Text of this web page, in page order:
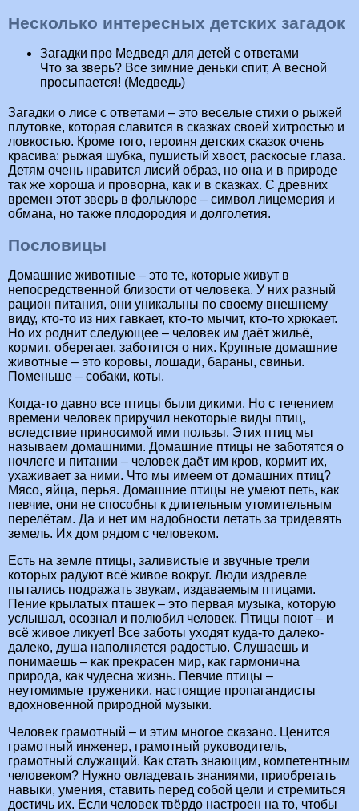
Несколько интересных детских загадок
Загадки про Медведя для детей с ответами
Что за зверь? Все зимние деньки спит, А весной
просыпается! (Медведь)
Загадки о лисе с ответами – это веселые стихи о рыжей
плутовке, которая славится в сказках своей хитростью и
ловкостью. Кроме того, героиня детских сказок очень
красива: рыжая шубка, пушистый хвост, раскосые глаза.
Детям очень нравится лисий образ, но она и в природе
так же хороша и проворна, как и в сказках. С древних
времен этот зверь в фольклоре – символ лицемерия и
обмана, но также плодородия и долголетия.
Пословицы
Домашние животные – это те, которые живут в
непосредственной близости от человека. У них разный
рацион питания, они уникальны по своему внешнему
виду, кто-то из них гавкает, кто-то мычит, кто-то хрюкает.
Но их роднит следующее – человек им даёт жильё,
кормит, оберегает, заботится о них. Крупные домашние
животные – это коровы, лошади, бараны, свиньи.
Поменьше – собаки, коты.
Когда-то давно все птицы были дикими. Но с течением
времени человек приручил некоторые виды птиц,
вследствие приносимой ими пользы. Этих птиц мы
называем домашними. Домашние птицы не заботятся о
ночлеге и питании – человек даёт им кров, кормит их,
ухаживает за ними. Что мы имеем от домашних птиц?
Мясо, яйца, перья. Домашние птицы не умеют петь, как
певчие, они не способны к длительным утомительным
перелётам. Да и нет им надобности летать за тридевять
земель. Их дом рядом с человеком.
Есть на земле птицы, заливистые и звучные трели
которых радуют всё живое вокруг. Люди издревле
пытались подражать звукам, издаваемым птицами.
Пение крылатых пташек – это первая музыка, которую
услышал, осознал и полюбил человек. Птицы поют – и
всё живое ликует! Все заботы уходят куда-то далеко-
далеко, душа наполняется радостью. Слушаешь и
понимаешь – как прекрасен мир, как гармонична
природа, как чудесна жизнь. Певчие птицы –
неутомимые труженики, настоящие пропагандисты
вдохновенной природной музыки.
Человек грамотный – и этим многое сказано. Ценится
грамотный инженер, грамотный руководитель,
грамотный служащий. Как стать знающим, компетентным
человеком? Нужно овладевать знаниями, приобретать
навыки, умения, ставить перед собой цели и стремиться
достичь их. Если человек твёрдо настроен на то, чтобы